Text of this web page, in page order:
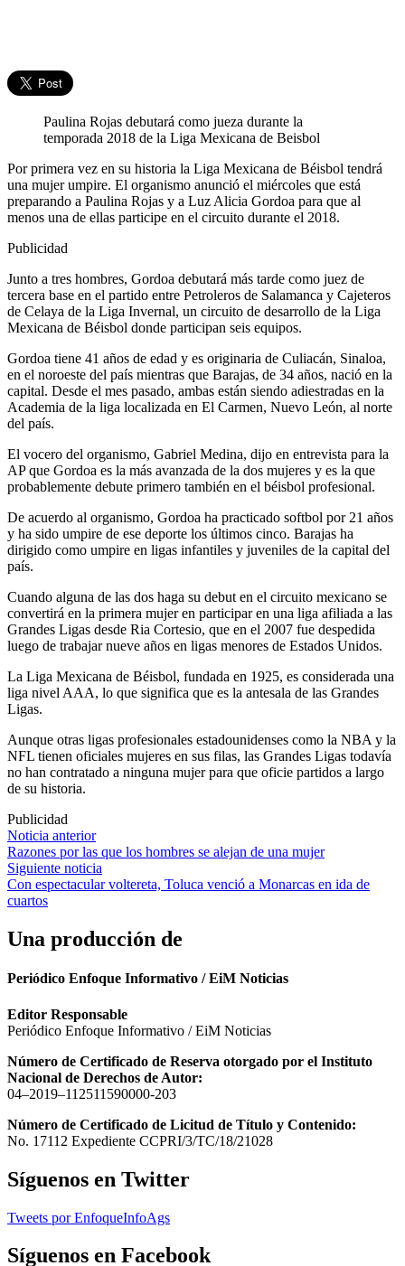
Paulina Rojas debutará como jueza durante la
temporada 2018 de la Liga Mexicana de Beisbol
Por primera vez en su historia la Liga Mexicana de Béisbol tendrá
una mujer umpire. El organismo anunció el miércoles que está
preparando a Paulina Rojas y a Luz Alicia Gordoa para que al
menos una de ellas participe en el circuito durante el 2018.
Publicidad
Junto a tres hombres, Gordoa debutará más tarde como juez de
tercera base en el partido entre Petroleros de Salamanca y Cajeteros
de Celaya de la Liga Invernal, un circuito de desarrollo de la Liga
Mexicana de Béisbol donde participan seis equipos.
Gordoa tiene 41 años de edad y es originaria de Culiacán, Sinaloa,
en el noroeste del país mientras que Barajas, de 34 años, nació en la
capital. Desde el mes pasado, ambas están siendo adiestradas en la
Academia de la liga localizada en El Carmen, Nuevo León, al norte
del país.
El vocero del organismo, Gabriel Medina, dijo en entrevista para la
AP que Gordoa es la más avanzada de la dos mujeres y es la que
probablemente debute primero también en el béisbol profesional.
De acuerdo al organismo, Gordoa ha practicado softbol por 21 años
y ha sido umpire de ese deporte los últimos cinco. Barajas ha
dirigido como umpire en ligas infantiles y juveniles de la capital del
país.
Cuando alguna de las dos haga su debut en el circuito mexicano se
convertirá en la primera mujer en participar en una liga afiliada a las
Grandes Ligas desde Ria Cortesio, que en el 2007 fue despedida
luego de trabajar nueve años en ligas menores de Estados Unidos.
La Liga Mexicana de Béisbol, fundada en 1925, es considerada una
liga nivel AAA, lo que significa que es la antesala de las Grandes
Ligas.
Aunque otras ligas profesionales estadounidenses como la NBA y la
NFL tienen oficiales mujeres en sus filas, las Grandes Ligas todavía
no han contratado a ninguna mujer para que oficie partidos a largo
de su historia.
Publicidad
Navegación
de
entradas
Noticia anterior
Razones por las que los hombres se alejan de una mujer
Siguiente noticia
Con espectacular voltereta, Toluca venció a Monarcas en ida de
cuartos
Una producción de
Periódico Enfoque Informativo / EiM Noticias
Editor Responsable
Periódico Enfoque Informativo / EiM Noticias
Número de Certificado de Reserva otorgado por el Instituto
Nacional de Derechos de Autor:
04–2019–112511590000-203
Número de Certificado de Licitud de Título y Contenido:
No. 17112 Expediente CCPRI/3/TC/18/21028
Síguenos en Twitter
Tweets por EnfoqueInfoAgs
Síguenos en Facebook